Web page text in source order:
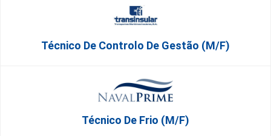
Técnico De Controlo De Gestão (m/f)
Técnico De Frio (m/f)